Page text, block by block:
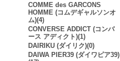
COMME des GARCONS
HOMME (コムデギャルソンオ
ム)(4)
CONVERSE ADDICT (コンバ
ース アディクト)(1)
DAIRIKU (ダイリク)(0)
DAIWA PIER39 (ダイワピア39)